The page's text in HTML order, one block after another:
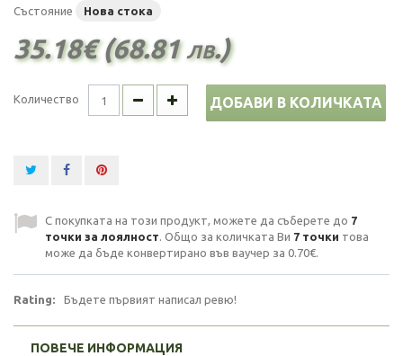
Състояние Нова стока
35.18€ (68.81 лв.)
Количество ДОБАВИ В КОЛИЧКАТА
С покупката на този продукт, можете да съберете до 7
точки за лоялност. Общо за количката Ви 7 точки това
може да бъде конвертирано във ваучер за 0.70€.
Rating: Бъдете първият написал ревю!
ПОВЕЧЕ ИНФОРМАЦИЯ